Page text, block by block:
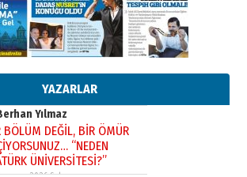
YAZARLAR
Bakırcı
bıraktığı hatıralarıyla
adamı Faruk Terzioğlu!
Sekmen’den Erzurum’a
proje daha!
2026 Pazar